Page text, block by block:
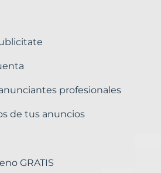
profesionales
de tus anuncios
GRATIS